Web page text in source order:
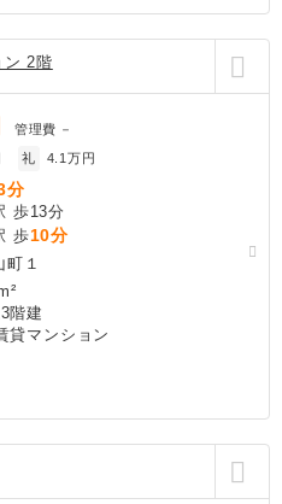
ン 2階
管理費 －
礼 4.1万円
分
歩13分
歩10分
１
階建
貸マンション